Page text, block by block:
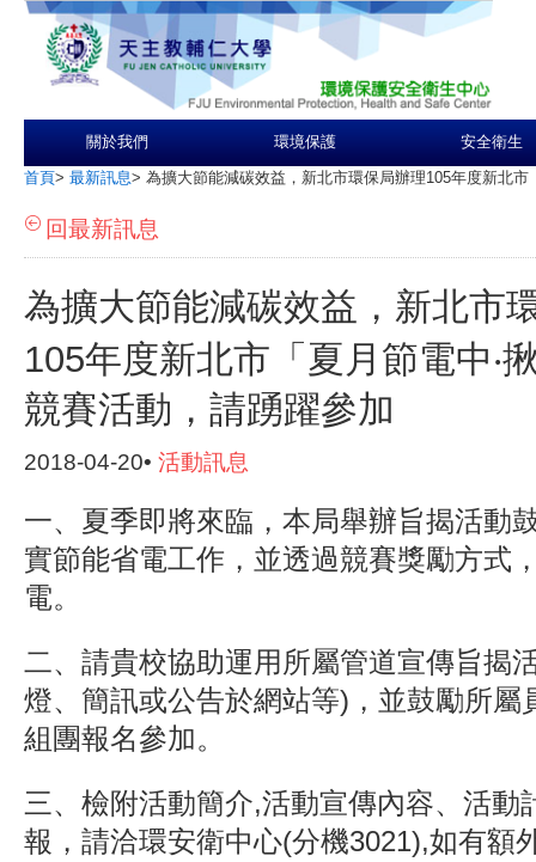
關於我們 環境保護 安全衛生
首頁> 最新訊息> 為擴大節能減碳效益，新北市環保局辦理105年度新北
回最新訊息
為擴大節能減碳效益，新北市
105年度新北市「夏月節電中‧
競賽活動，請踴躍參加
2018-04-20• 活動訊息
一、夏季即將來臨，本局舉辦旨揭活動
實節能省電工作，並透過競賽獎勵方式
電。
二、請貴校協助運用所屬管道宣傳旨揭
燈、簡訊或公告於網站等)，並鼓勵所屬
組團報名參加。
三、檢附活動簡介,活動宣傳內容、活動
報，請洽環安衛中心(分機3021),如有額